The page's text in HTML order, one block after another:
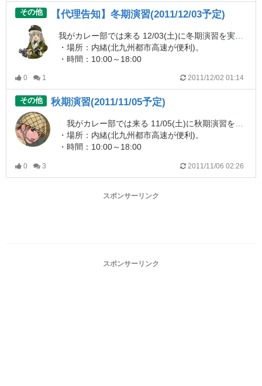
ちらと見てきました。トイガンの販売もしてます。
長続きはしないように思いますが…。
持ち込みで撃たせてくれたら、多少多めに払ってもいいんだけどなー。
ダメかなぁ…。
その他 【代理告知】冬期演習(2011/12/03予定)
・場所：内緒(北九州都市高速が便利)。
・時間：10:00～18:00
・年寄りばかりなので、ゲームはヌルいです。
・ドレスコードなし。日本軍も居れば現用独軍も居たり。
・現状、かなりの少人数です(４人に満たないと中止にw)。
本演習に興味がある方はご連絡ください。
0 1 2011/12/02 01:14
その他 秋期演習(2011/11/05予定)
我がカレー部では来る 11/05(土)に秋期演習を実施する予定です。
・場所：内緒(北九州都市高速が便利)。
・時間：10:00～18:00
・年寄りばかりなので、ゲームはヌルいです。
0 3 2011/11/06 02:26
スポンサーリンク
スポンサーリンク